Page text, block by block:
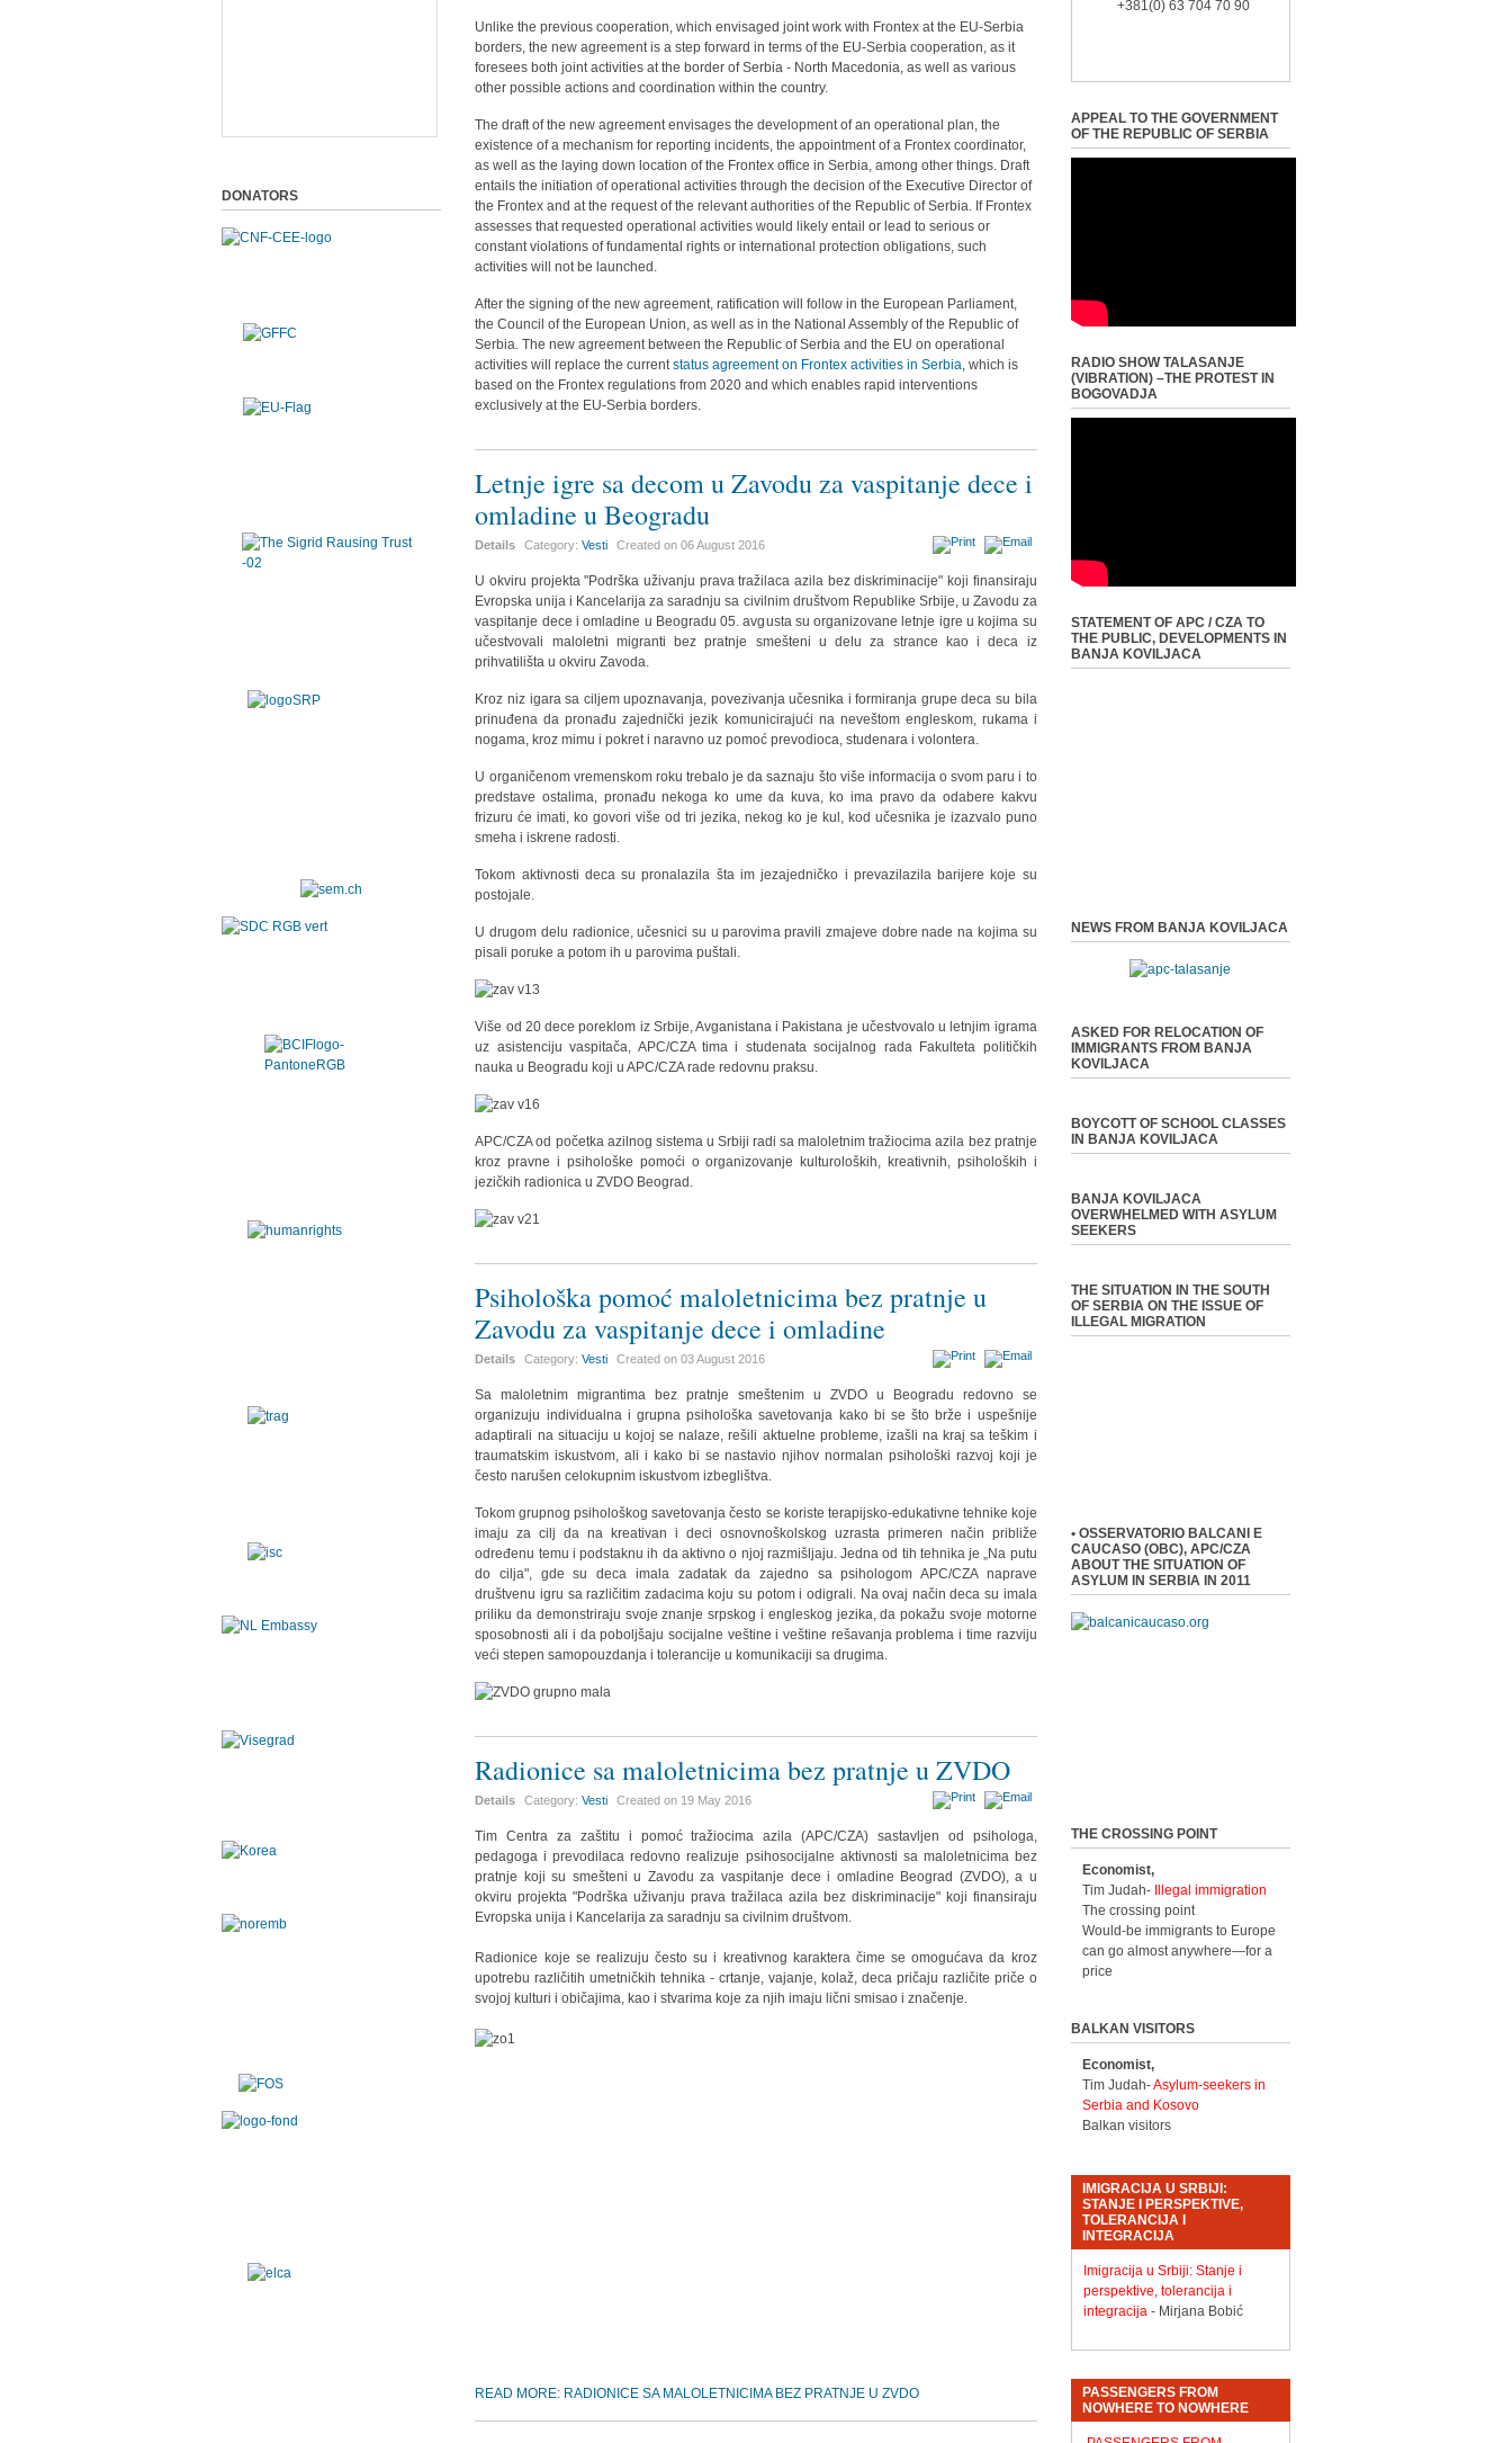
Unlike the previous cooperation, which envisaged joint work with Frontex at the EU-Serbia
borders, the new agreement is a step forward in terms of the EU-Serbia cooperation, as it
foresees both joint activities at the border of Serbia - North Macedonia, as well as various
other possible actions and coordination within the country.
The draft of the new agreement envisages the development of an operational plan, the
existence of a mechanism for reporting incidents, the appointment of a Frontex coordinator,
as well as the laying down location of the Frontex office in Serbia, among other things. Draft
entails the initiation of operational activities through the decision of the Executive Director of
the Frontex and at the request of the relevant authorities of the Republic of Serbia. If Frontex
assesses that requested operational activities would likely entail or lead to serious or
constant violations of fundamental rights or international protection obligations, such
activities will not be launched.
After the signing of the new agreement, ratification will follow in the European Parliament,
the Council of the European Union, as well as in the National Assembly of the Republic of
Serbia. The new agreement between the Republic of Serbia and the EU on operational
activities will replace the currentstatus agreement on Frontex activities in Serbia, which is
based on the Frontex regulations from 2020 and which enables rapid interventions
exclusively at the EU-Serbia borders.
Letnje igre sa decom u Zavodu za vaspitanje dece i
omladine u Beogradu
Details Category:Vesti Created on06 August 2016
U okviru projekta "Podrška uživanju prava tražilaca azila bez diskriminacije" koji finansiraju
Evropska unija i Kancelarija za saradnju sa civilnim društvom Republike Srbije, u Zavodu za
vaspitanje dece i omladine u Beogradu 05. avgusta su organizovane letnje igre u kojima su
učestvovali maloletni migranti bez pratnje smešteni u delu za strance kao i deca iz
prihvatilišta u okviru Zavoda.
Kroz niz igara sa ciljem upoznavanja, povezivanja učesnika i formiranja grupe deca su bila
prinuđena da pronađu zajednički jezik komunicirajući na neveštom engleskom, rukama i
nogama, kroz mimu i pokret i naravno uz pomoć prevodioca, studenara i volontera.
U organičenom vremenskom roku trebalo je da saznaju što više informacija o svom paru i to
predstave ostalima, pronađu nekoga ko ume da kuva, ko ima pravo da odabere kakvu
frizuru će imati, ko govori više od tri jezika, nekog ko je kul, kod učesnika je izazvalo puno
smeha i iskrene radosti.
Tokom aktivnosti deca su pronalazila šta im jezajedničko i prevazilazila barijere koje su
postojale.
U drugom delu radionice, učesnici su u parovima pravili zmajeve dobre nade na kojima su
pisali poruke a potom ih u parovima puštali.
Više od 20 dece poreklom iz Srbije, Avganistana i Pakistana je učestvovalo u letnjim igrama
uz asistenciju vaspitača, APC/CZA tima i studenata socijalnog rada Fakulteta političkih
nauka u Beogradu koji u APC/CZA rade redovnu praksu.
APC/CZA od početka azilnog sistema u Srbiji radi sa maloletnim tražiocima azila bez pratnje
kroz pravne i psihološke pomoći o organizovanje kulturoloških, kreativnih, psiholoških i
jezičkih radionica u ZVDO Beograd.
Psihološka pomoć maloletnicima bez pratnje u
Zavodu za vaspitanje dece i omladine
Details Category:Vesti Created on03 August 2016
Sa maloletnim migrantima bez pratnje smeštenim u ZVDO u Beogradu redovno se
organizuju individualna i grupna psihološka savetovanja kako bi se što brže i uspešnije
adaptirali na situaciju u kojoj se nalaze, rešili aktuelne probleme, izašli na kraj sa teškim i
traumatskim iskustvom, ali i kako bi se nastavio njihov normalan psihološki razvoj koji je
često narušen celokupnim iskustvom izbeglištva.
Tokom grupnog psihološkog savetovanja često se koriste terapijsko-edukativne tehnike koje
imaju za cilj da na kreativan i deci osnovnoškolskog uzrasta primeren način približe
određenu temu i podstaknu ih da aktivno o njoj razmišljaju. Jedna od tih tehnika je „Na putu
do cilja", gde su deca imala zadatak da zajedno sa psihologom APC/CZA naprave
društvenu igru sa različitim zadacima koju su potom i odigrali. Na ovaj način deca su imala
priliku da demonstriraju svoje znanje srpskog i engleskog jezika, da pokažu svoje motorne
sposobnosti ali i da poboljšaju socijalne veštine i veštine rešavanja problema i time razviju
veći stepen samopouzdanja i tolerancije u komunikaciji sa drugima.
Radionice sa maloletnicima bez pratnje u ZVDO
Details Category:Vesti Created on 19 May 2016
Tim Centra za zaštitu i pomoć tražiocima azila (APC/CZA) sastavljen od psihologa,
pedagoga i prevodilaca redovno realizuje psihosocijalne aktivnosti sa maloletnicima bez
pratnje koji su smešteni u Zavodu za vaspitanje dece i omladine Beograd (ZVDO), a u
okviru projekta "Podrška uživanju prava tražilaca azila bez diskriminacije" koji finansiraju
Evropska unija i Kancelarija za saradnju sa civilnim društvom.
Radionice koje se realizuju često su i kreativnog karaktera čime se omogućava da kroz
upotrebu različitih umetničkih tehnika - crtanje, vajanje, kolaž, deca pričaju različite priče o
svojoj kulturi i običajima, kao i stvarima koje za njih imaju lični smisao i značenje.
READ MORE: RADIONICE SA MALOLETNICIMA BEZ PRATNJE U ZVDO
DONATORS
+381(0) 63 704 70 90
APPEAL TO THE GOVERNMENT
OF THE REPUBLIC OF SERBIA
RADIO SHOW TALASANJE
(VIBRATION) –THE PROTEST IN
BOGOVADJA
STATEMENT OF APC / CZA TO
THE PUBLIC, DEVELOPMENTS IN
BANJA KOVILJACA
NEWS FROM BANJA KOVILJACA
ASKED FOR RELOCATION OF
IMMIGRANTS FROM BANJA
KOVILJACA
BOYCOTT OF SCHOOL CLASSES
IN BANJA KOVILJACA
BANJA KOVILJACA
OVERWHELMED WITH ASYLUM
SEEKERS
THE SITUATION IN THE SOUTH
OF SERBIA ON THE ISSUE OF
ILLEGAL MIGRATION
• OSSERVATORIO BALCANI E
CAUCASO (OBC), APC/CZA
ABOUT THE SITUATION OF
ASYLUM IN SERBIA IN 2011
THE CROSSING POINT
Economist,
Tim Judah-
Illegal immigration
The crossing point
Would-be immigrants to Europe
can go almost anywhere—for a
price
BALKAN VISITORS
Economist,
Tim Judah-Asylum-seekers in
Serbia and Kosovo
Balkan visitors
IMIGRACIJA U SRBIJI:
STANJE I PERSPEKTIVE,
TOLERANCIJA I
INTEGRACIJA
Imigracija u Srbiji: Stanje i
perspektive, tolerancija i
integracija- Mirjana Bobić
PASSENGERS FROM
NOWHERE TO NOWHERE